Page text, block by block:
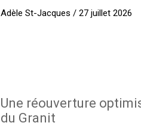
Adèle St-Jacques / 27 juillet 2026
Une réouverture
du Granit